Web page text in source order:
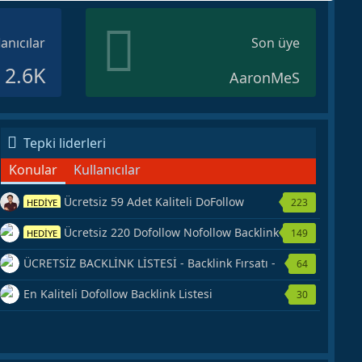
2.6K
Son üye
AaronMeS
Tepki liderleri
Konular
Kullanıcılar
HEDİYE Ücretsiz 59 Adet Kaliteli DoFollow
Backlink Kaynağı Veriyorum.
223
HEDİYE Ücretsiz 220 Dofollow Nofollow Backlink
Veriyorum
149
ÜCRETSİZ BACKLİNK LİSTESİ - Backlink Fırsatı -
Hemen Yetiş!
64
En Kaliteli Dofollow Backlink Listesi 30